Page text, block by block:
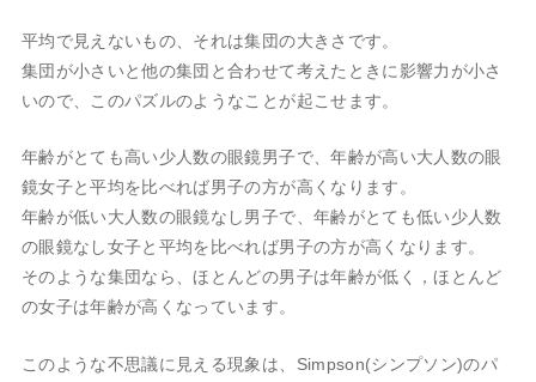
平均で見えないもの、それは集団の大きさです。
集団が小さいと他の集団と合わせて考えたときに影響力が小さ
いので、このパズルのようなことが起こせます。
年齢がとても高い少人数の眼鏡男子で、年齢が高い大人数の眼
鏡女子と平均を比べれば男子の方が高くなります。
年齢が低い大人数の眼鏡なし男子で、年齢がとても低い少人数
の眼鏡なし女子と平均を比べれば男子の方が高くなります。
そのような集団なら、ほとんどの男子は年齢が低く，ほとんど
の女子は年齢が高くなっています。
このような不思議に見える現象は、Simpson(シンプソン)のパ